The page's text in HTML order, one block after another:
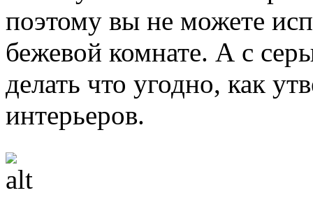
поэтому вы не можете
бежевой комнате. А с
делать что угодно, как
интерьеров.